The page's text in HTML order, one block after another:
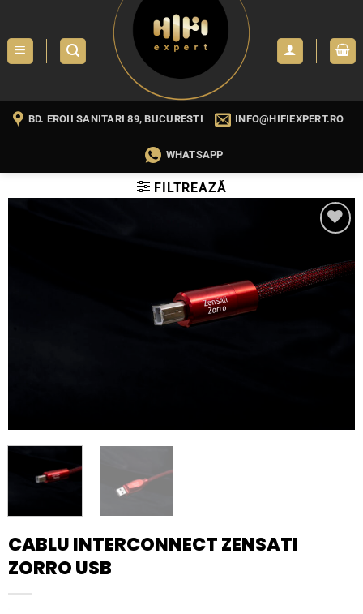
content
BD. EROII SANITARI 89, BUCURESTI INFO@HIFIEXPERT.RO
WHATSAPP
FILTREAZĂ
CABLU INTERCONNECT ZENSATI
ZORRO USB